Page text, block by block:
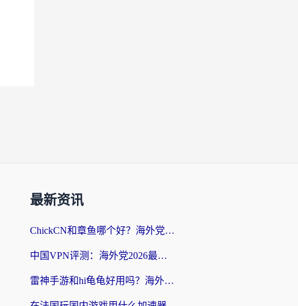
最新资讯
ChickCN和章鱼哪个好？海外党选回国加速器的3个关键维度 + 实用避坑指南
中国VPN评测：海外党2026最全回国加速器选择指南，告别地区限制不踩坑
雷神手游和hi龟龟好用吗？海外党亲测3款回国加速器，教你选对国外到国内加速器